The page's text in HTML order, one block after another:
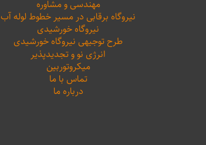
مهندسی و مشاوره
نیروگاه برقابی در مسیر خطوط لوله آب
نیروگاه خورشیدی
طرح توجیهی نیروگاه خورشیدی
انرژی نو و تجدیدپذیر
میکروتوربین
تماس با ما
درباره ما